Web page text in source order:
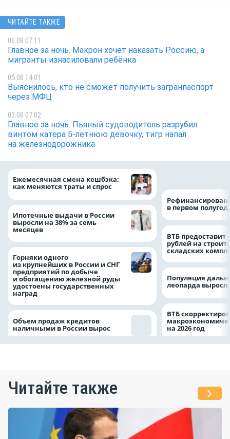
ЧИТАЙТЕ ТАКЖЕ
06.08 07:11
Главное за ночь. Макрон хочет наказать Россию, а
мигранты изнасиловали ребёнка
05.08 14:01
Выяснилось, кто не сможет получить загранпаспорт
через МФЦ
03.08 07:02
Главное за ночь. Пьяный судоводитель разрубил
винтом катера 5-летнюю девочку, тигр напал
на железнодорожника
Ежемесячная смена кешбэка:
как меняются траты и спрос
Ипотечные выдачи в России
выросли на 38% за семь
месяцев
Горняки одного
из крупнейших в России и СНГ
предприятий по добыче
и обогащению железной руды
удостоены государственных
наград
Объем продаж кредитов
наличными в России вырос
в первом
ВТБ предоставит
рублей на
складских
Популяция
леопарда
ВТБ
на 2026 год
Читайте также